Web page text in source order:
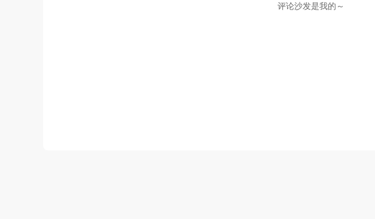
评论沙发是我的～